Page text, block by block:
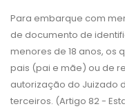
Para embarque com
de documento de
menores de 18 anos, os
pais (pai e mãe) ou de
autorização do Juizado
terceiros. (Artigo 82 -